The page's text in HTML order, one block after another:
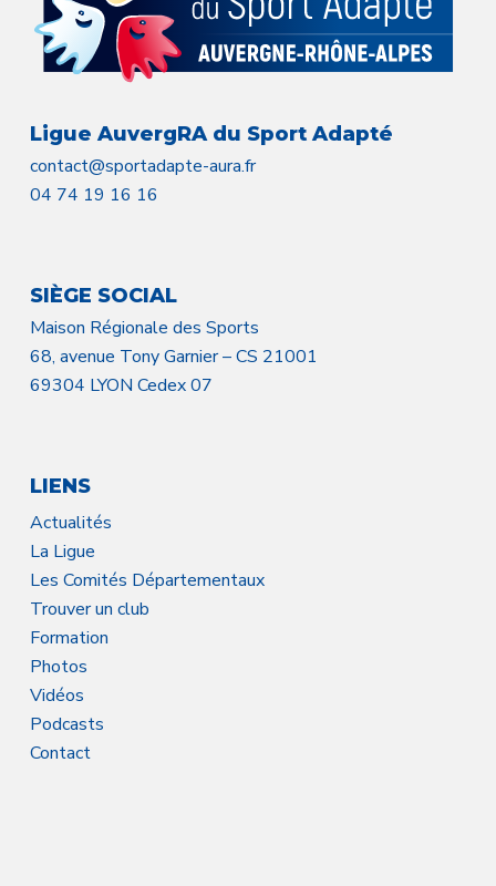
Ligue AuvergRA du Sport Adapté
contact@sportadapte-aura.fr
04 74 19 16 16
SIÈGE SOCIAL
Maison Régionale des Sports
68, avenue Tony Garnier – CS 21001
69304 LYON Cedex 07
LIENS
Actualités
La Ligue
Les Comités Départementaux
Trouver un club
Formation
Photos
Vidéos
Podcasts
Contact